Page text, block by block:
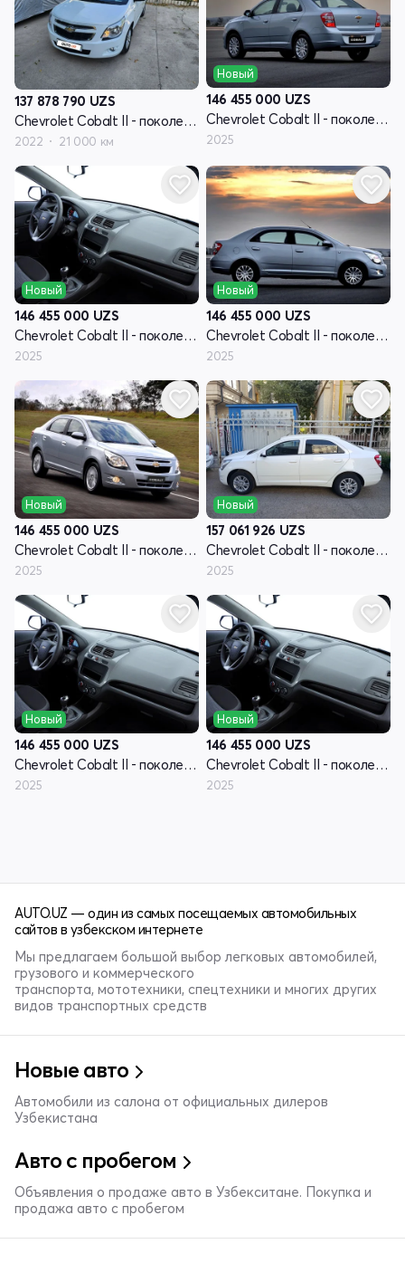
137 878 790 UZS
Chevrolet Cobalt II - поколение рестайлинг
2022 21 000 км
Новый
146 455 000 UZS
Chevrolet Cobalt II - поколение рестайлинг
2025
Новый
146 455 000 UZS
Chevrolet Cobalt II - поколение рестайлинг
2025
Новый
146 455 000 UZS
Chevrolet Cobalt II - поколение рестайлинг
2025
Новый
146 455 000 UZS
Chevrolet Cobalt II - поколение рестайлинг
2025
Новый
157 061 926 UZS
Chevrolet Cobalt II - поколение рестайлинг
2025
Новый
146 455 000 UZS
Chevrolet Cobalt II - поколение рестайлинг
2025
Новый
146 455 000 UZS
Chevrolet Cobalt II - поколение рестайлинг
2025
AUTO.UZ — один из самых посещаемых автомобильных
сайтов в узбекском интернете
Мы предлагаем большой выбор легковых автомобилей,
грузового и коммерческого
транспорта, мототехники, спецтехники и многих других
видов транспортных средств
Новые авто
Автомобили из салона от официальных дилеров
Узбекистана
Авто с пробегом
Объявления о продаже авто в Узбекситане. Покупка и
продажа авто с пробегом